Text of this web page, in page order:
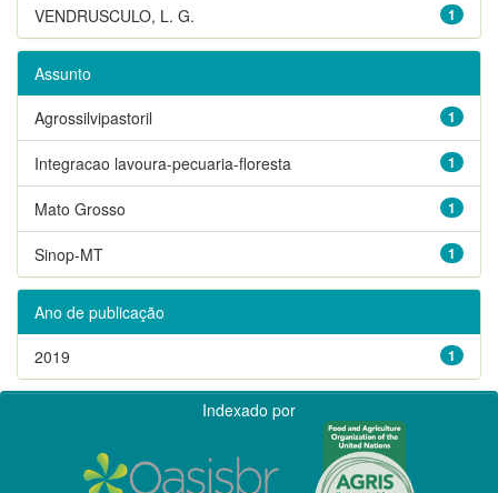
1
VENDRUSCULO, L. G.
Assunto
1
Agrossilvipastoril
1
Integracao lavoura-pecuaria-floresta
1
Mato Grosso
1
Sinop-MT
Ano de publicação
1
2019
Indexado por